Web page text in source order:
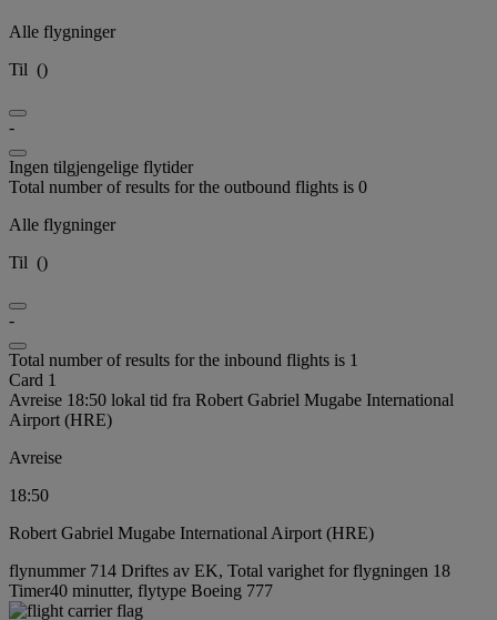
Alle flygninger
Til ()
-
Ingen tilgjengelige flytider
Total number of results for the outbound flights is 0
Alle flygninger
Til ()
-
Total number of results for the inbound flights is 1
Card 1
Avreise 18:50 lokal tid fra Robert Gabriel Mugabe International
Airport (HRE)
Avreise
18:50
Robert Gabriel Mugabe International Airport (HRE)
flynummer 714 Driftes av EK, Total varighet for flygningen 18
Timer40 minutter, flytype Boeing 777